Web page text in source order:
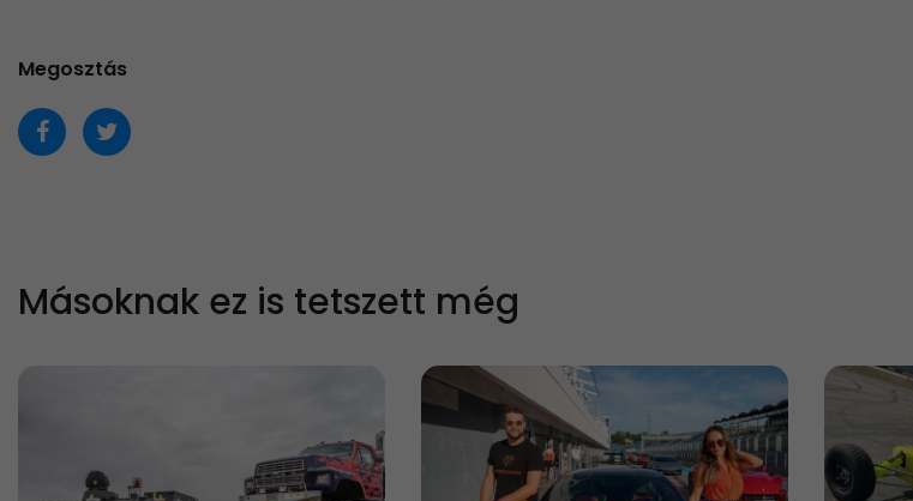
Megosztás
Másoknak ez is tetszett még